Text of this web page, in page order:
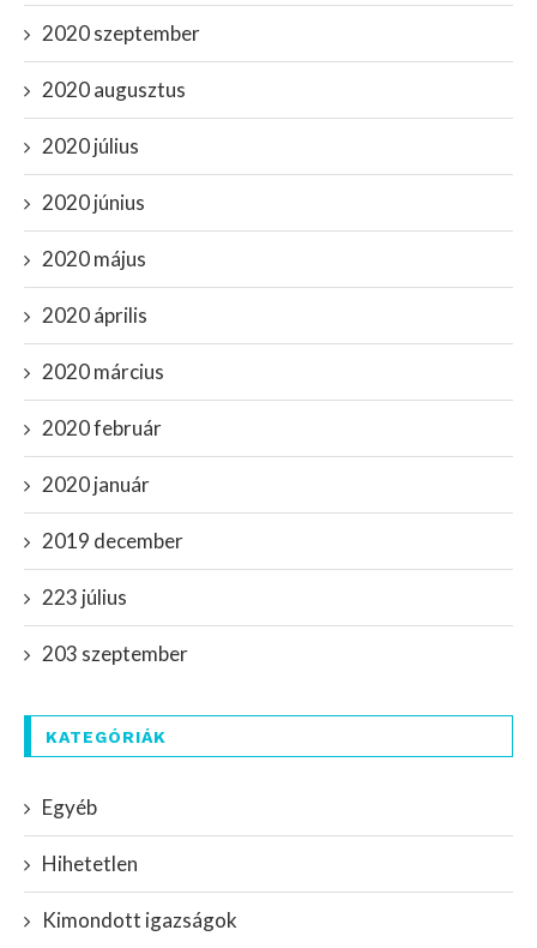
2020 szeptember
2020 augusztus
2020 július
2020 június
2020 május
2020 április
2020 március
2020 február
2020 január
2019 december
223 július
203 szeptember
KATEGÓRIÁK
Egyéb
Hihetetlen
Kimondott igazságok